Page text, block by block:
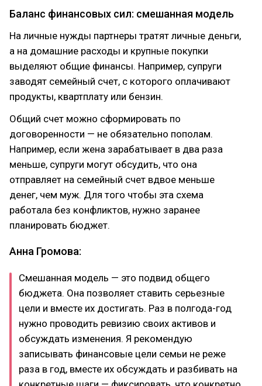
Баланс финансовых сил: смешанная модель
На личные нужды партнеры тратят личные деньги,
а на домашние расходы и крупные покупки
выделяют общие финансы. Например, супруги
заводят семейный счет, с которого оплачивают
продукты, квартплату или бензин.
Общий счет можно сформировать по
договоренности — не обязательно пополам.
Например, если жена зарабатывает в два раза
меньше, супруги могут обсудить, что она
отправляет на семейный счет вдвое меньше
денег, чем муж. Для того чтобы эта схема
работала без конфликтов, нужно заранее
планировать бюджет.
Анна Громова:
Смешанная модель — это подвид общего
бюджета. Она позволяет ставить серьезные
цели и вместе их достигать. Раз в полгода-год
нужно проводить ревизию своих активов и
обсуждать изменения. Я рекомендую
записывать финансовые цели семьи не реже
раза в год, вместе их обсуждать и разбивать на